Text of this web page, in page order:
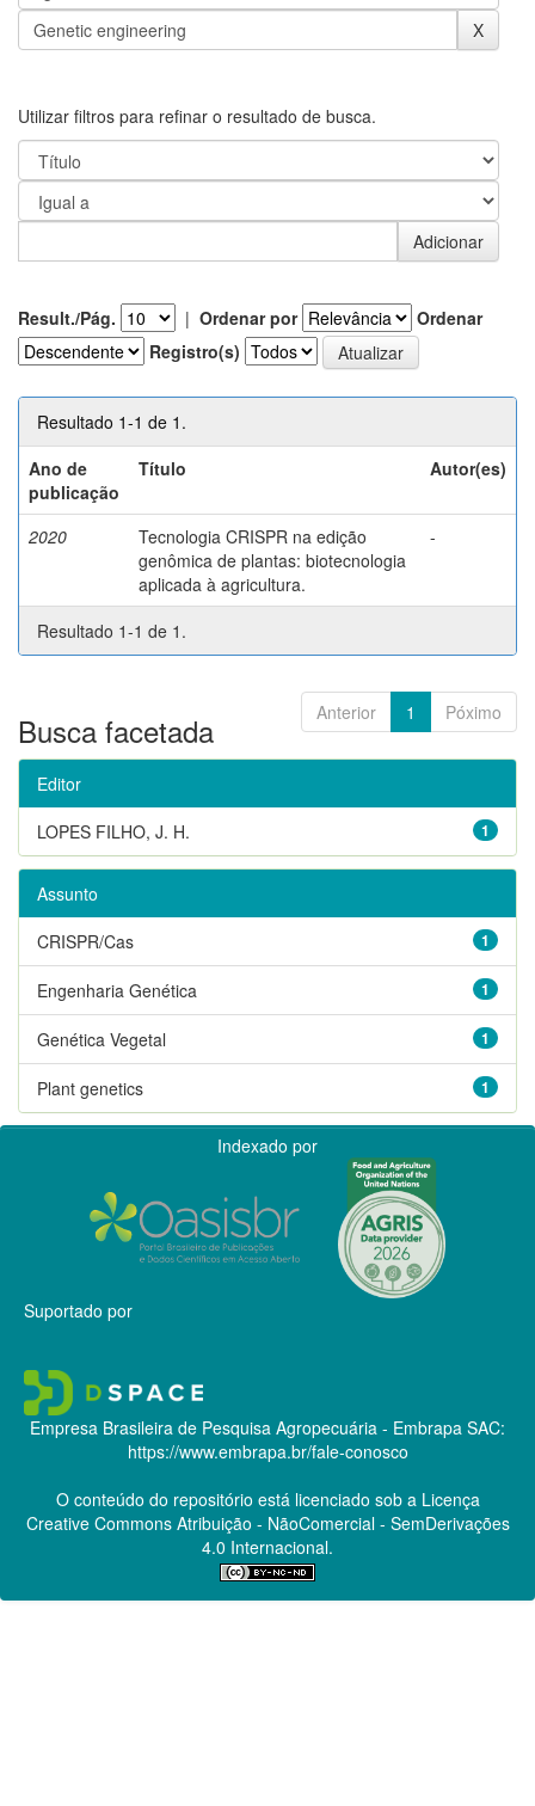
Utilizar filtros para refinar o resultado de busca.
Result./Pág. | Ordenar por
Ordenar
Registro(s)
Resultado 1-1 de 1.
Ano de
publicação
Título Autor(es)
2020
Tecnologia CRISPR na edição
genômica de plantas: biotecnologia
aplicada à agricultura.
-
Resultado 1-1 de 1.
Anterior 1 Póximo
Busca facetada
Editor
1
LOPES FILHO, J. H.
Assunto
1
CRISPR/Cas
1
Engenharia Genética
1
Genética Vegetal
1
Plant genetics
Indexado por
Suportado por
Empresa Brasileira de Pesquisa Agropecuária - Embrapa SAC:
https://www.embrapa.br/fale-conosco
O conteúdo do repositório está licenciado sob a Licença
Creative CommonsAtribuição - NãoComercial - SemDerivações
4.0 Internacional.